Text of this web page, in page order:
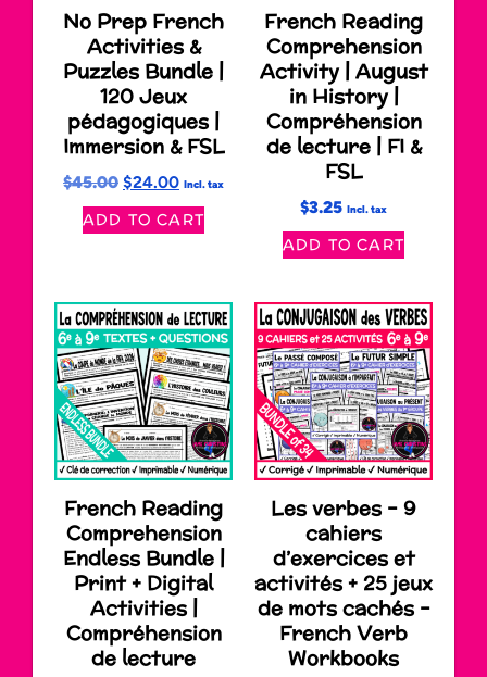
No Prep French
Activities &
Puzzles Bundle |
120 Jeux
pédagogiques |
Immersion & FSL
$45.00 $24.00 Incl. tax
ADD TO CART
French Reading
Comprehension
Activity | August
in History |
Compréhension
de lecture | FI &
FSL
$3.25 Incl. tax
ADD TO CART
French Reading
Comprehension
Endless Bundle |
Print + Digital
Activities |
Compréhension
de lecture
Les verbes – 9
cahiers
d’exercices et
activités + 25 jeux
de mots cachés –
French Verb
Workbooks